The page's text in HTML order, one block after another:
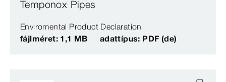
Temponox Pipes
Enviromental Product Declaration
fájlméret: 1,1 MB
adattípus: PDF (de)